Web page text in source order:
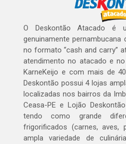
O Deskontão Atacado é
genuinamente
no formato “cash and carry”
atendimento no atacado e
KarneKeijo e com mais de
Deskontão possui 4 lojas
localizadas nos bairros da
Ceasa-PE e Lojão
tendo como grande
frigorificados (carnes,
ampla variedade de